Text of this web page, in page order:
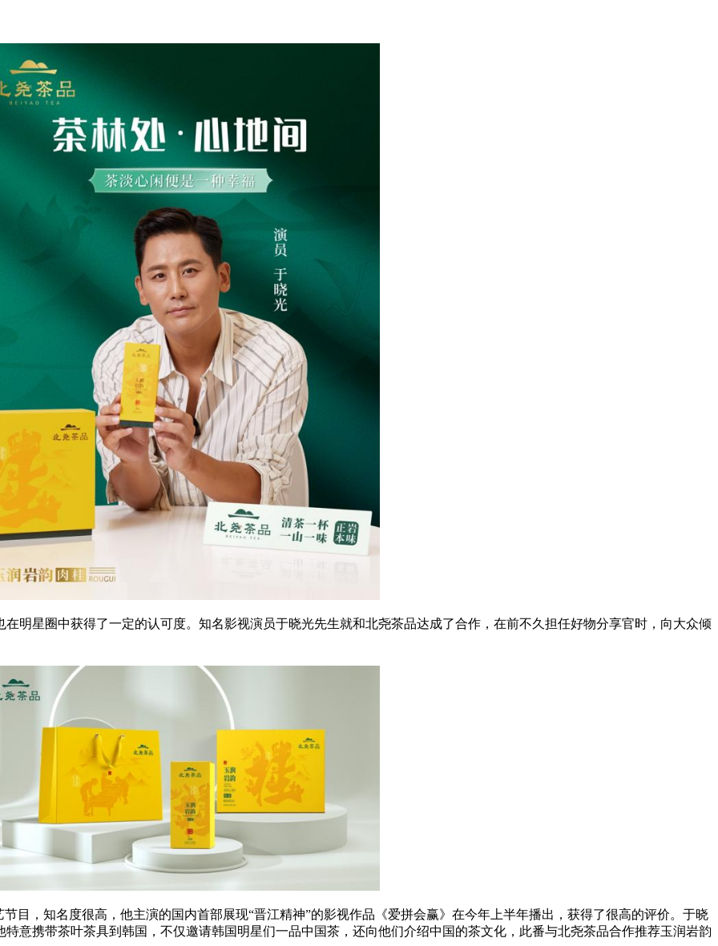
明星圈中获得了一定的认可度。知名影视演员于晓光先生就和北尧茶品达成了合作，在前不久担任好物分享官时，向大众倾
目，知名度很高，他主演的国内首部展现“晋江精神”的影视作品《爱拼会赢》在今年上半年播出，获得了很高的评价。于晓
意携带茶叶茶具到韩国，不仅邀请韩国明星们一品中国茶，还向他们介绍中国的茶文化，此番与北尧茶品合作推荐玉润岩韵